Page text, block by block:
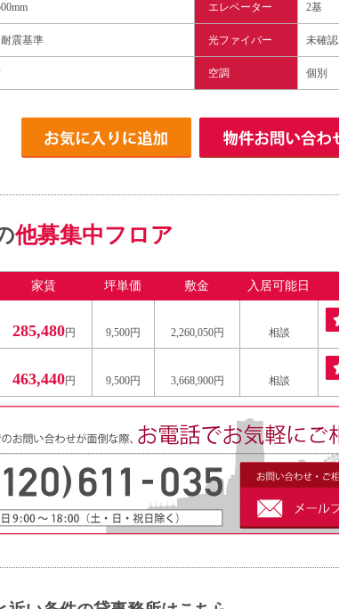
エレベーター 2基
耐震基準 光ファイバー 未確認
空調 個別
他募集中フロア
家賃 坪単価 敷金 入居可能日
285,480円 9,500円 2,260,050円 相談
463,440円 9,500円 3,668,900円 相談